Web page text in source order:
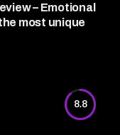
– Emotional
most unique
8.8